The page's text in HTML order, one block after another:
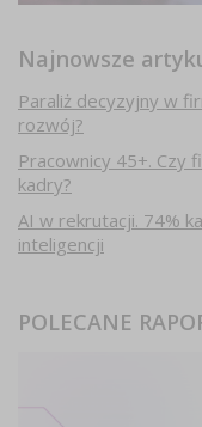
Najnowsze
Paraliż decyzyjny w
rozwój?
Pracownicy 45+. Czy
kadry?
AI w rekrutacji. 74%
inteligencji
POLECANE